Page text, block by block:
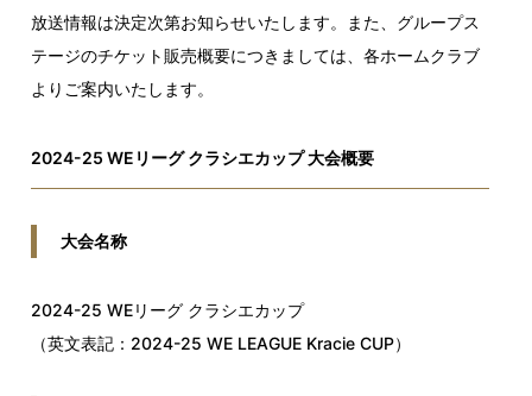
放送情報は決定次第お知らせいたします。また、グループス
テージのチケット販売概要につきましては、各ホームクラブ
よりご案内いたします。
2024-25 WEリーグ クラシエカップ 大会概要
大会名称
2024-25 WEリーグ クラシエカップ
（英文表記：2024-25 WE LEAGUE Kracie CUP）